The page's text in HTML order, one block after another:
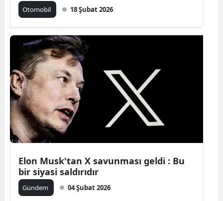
Otomobil 18 Şubat 2026
Elon Musk'tan X savunması geldi : Bu
bir siyasi saldırıdır
Gündem 04 Şubat 2026